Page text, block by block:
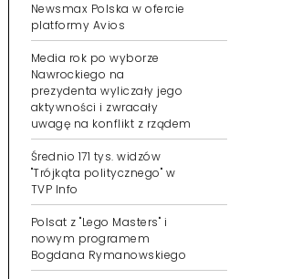
Newsmax Polska w ofercie
platformy Avios
Media rok po wyborze
Nawrockiego na
prezydenta wyliczały jego
aktywności i zwracały
uwagę na konflikt z rządem
Średnio 171 tys. widzów
"Trójkąta politycznego" w
TVP Info
Polsat z "Lego Masters" i
nowym programem
Bogdana Rymanowskiego